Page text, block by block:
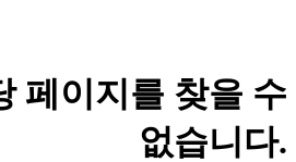
페이지를 찾을 수
없습니다.